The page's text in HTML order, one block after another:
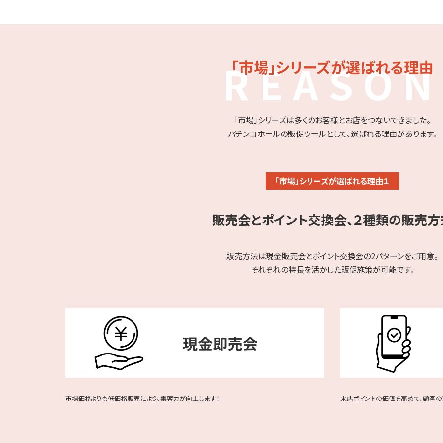
「市場」シリーズが選ばれる理由
REASON
「市場」シリーズは多くのお客様とお店をつないできました。
パチンコホールの販促ツールとして、選ばれる理由があります。
「市場」シリーズが選ばれる理由１
販売会とポイント交換会、２種類の販売
販売方法は現金販売会とポイント交換会の2パターンをご用意。
それぞれの特長を活かした販促施策が可能です。
市場価格よりも低価格販売により、集客力が向上します！ 来店ポイントの価値を高めて、顧客